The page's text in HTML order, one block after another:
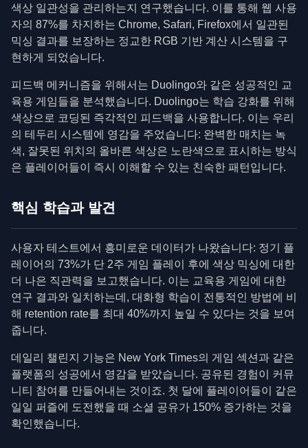
색상 일관성을 관리하는지 연구했습니다. 이를 통해 웹 사용
자의 87%를 차지하는 Chrome, Safari, Firefox에서 일관된
믹싱 결과를 보장하는 정교한 RGB 기반 계산 시스템을 구
현하게 되었습니다.
피드백 메커니즘을 위해서는 Duolingo와 같은 성공적인 교
육용 게임들을 분석했습니다. Duolingo는 학습 강화를 위해
색상으로 코딩된 즉각적인 피드백을 사용합니다. 이는 우리
의 테두리 시스템에 영감을 주었습니다: 완벽한 매치는 녹
색, 잘못된 위치의 올바른 색상은 노란색으로 표시하는 방식
은 플레이어들이 즉시 이해할 수 있는 친숙한 패턴입니다.
핵심 학습과 발견
사용자 테스트에서 흥미로운 데이터가 나왔습니다: 정기 플
레이어의 73%가 단 2주 게임 플레이 후에 색상 믹싱에 대한
더 나은 직관력을 보고했습니다. 이는 교육용 게임에 대한
연구 결과와 일치하는데, 대화형 학습이 전통적인 방법에 비
해 retention rate를 최대 40%까지 높일 수 있다는 것을 보여
줍니다.
데일리 챌린지 기능은 New York Times의 게임 섹션과 같은
플랫폼의 성공에서 영감을 받았습니다. 공유된 경험이 커뮤
니티 참여를 만들어내는 것이죠. 첫 달에 플레이어들이 같은
일일 퍼즐에 도전했을 때 소셜 공유가 150% 증가하는 것을
확인했습니다.